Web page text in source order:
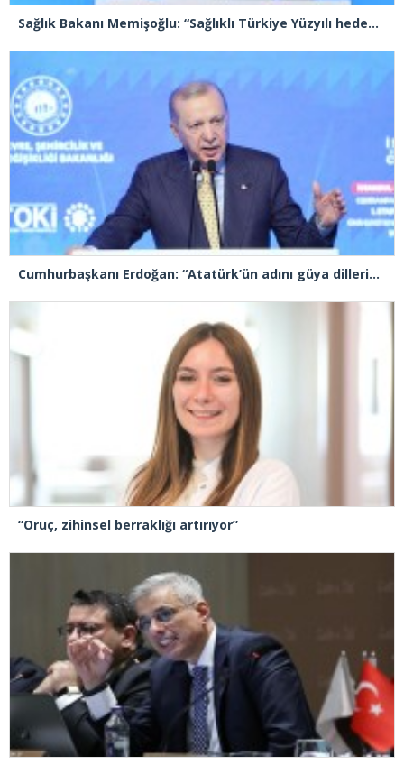
Sağlık Bakanı Memişoğlu: “Sağlıklı Türkiye Yüzyılı hedefleri için gece gündüz çalışmaya devam ediyoruz”
Cumhurbaşkanı Erdoğan: “Atatürk’ün adını güya dillerinden düşürmeyenler, mirasına sahip çıkmadı”
“Oruç, zihinsel berraklığı artırıyor”